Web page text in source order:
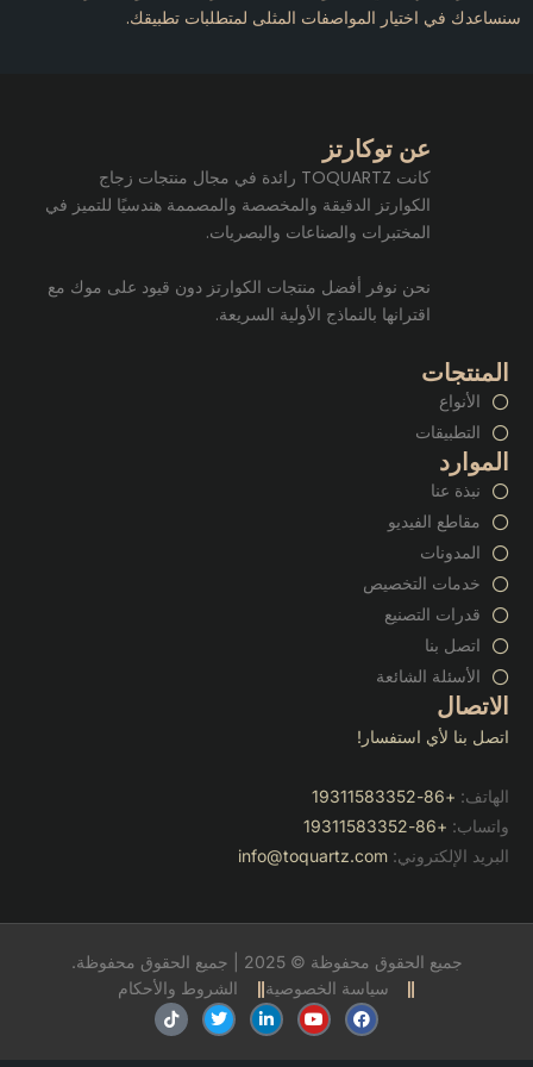
في اختيار المواصفات المثلى لمتطلبات تطبيقك.
عن توكارتز
كانت TOQUARTZ رائدة في مجال منتجات زجاج
الكوارتز الدقيقة والمخصصة والمصممة هندسيًا للتميز في
المختبرات والصناعات والبصريات.
نحن نوفر أفضل منتجات الكوارتز دون قيود على موك مع
اقترانها بالنماذج الأولية السريعة.
المنتجات
الأنواع
التطبيقات
الموارد
نبذة عنا
مقاطع الفيديو
المدونات
خدمات التخصيص
قدرات التصنيع
اتصل بنا
الأسئلة الشائعة
الاتصال
اتصل بنا لأي استفسار!
الهاتف: +86-19311583352
واتساب: +86-19311583352
البريد الإلكتروني: info@toquartz.com
جميع الحقوق محفوظة © 2025 | جميع الحقوق محفوظة.
سياسة الخصوصية
الشروط والأحكام
ف
ي
س
ي
و
ل
ي
ت
و
ت
ي